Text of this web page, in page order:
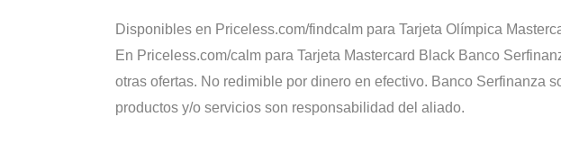
Disponibles en Priceless.com/findcalm para Tarjeta Olímpica
En Priceless.com/calm para Tarjeta Mastercard Black Banco
otras ofertas. No redimible por dinero en efectivo. Banco Serfinanza
productos y/o servicios son responsabilidad del aliado.